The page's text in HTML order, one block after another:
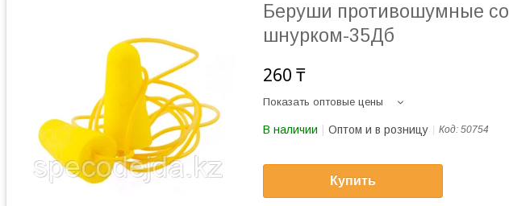
Беруши противошумные со
шнурком-35Дб
260 ₸
Показать оптовые цены
В наличии Оптом и в розницу Код: 50754
Купить